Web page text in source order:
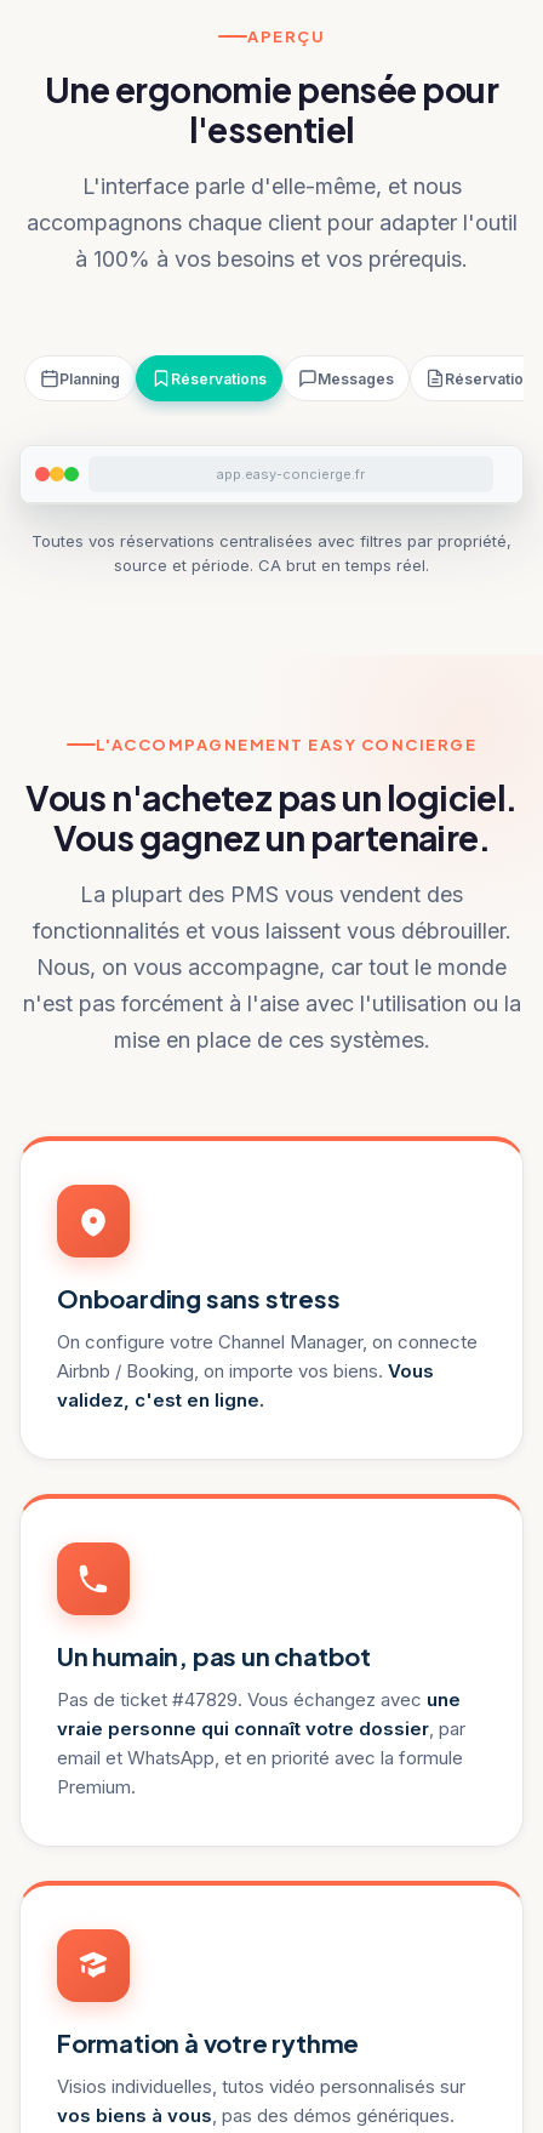
APERÇU
Une ergonomie pensée pour
l'essentiel
L'interface parle d'elle-même, et nous
accompagnons chaque client pour adapter l'outil
à 100% à vos besoins et vos prérequis.
Planning Réservations Messages Réservation
app.easy-concierge.fr
Toutes vos réservations centralisées avec filtres par propriété,
source et période. CA brut en temps réel.
L'ACCOMPAGNEMENT EASY CONCIERGE
Vous n'achetez pas un logiciel.
Vous gagnez un partenaire.
La plupart des PMS vous vendent des
fonctionnalités et vous laissent vous débrouiller.
Nous, on vous accompagne, car tout le monde
n'est pas forcément à l'aise avec l'utilisation ou la
mise en place de ces systèmes.
Onboarding sans stress
On configure votre Channel Manager, on connecte
Airbnb / Booking, on importe vos biens. Vous
validez, c'est en ligne.
Un humain, pas un chatbot
Pas de ticket #47829. Vous échangez avec une
vraie personne qui connaît votre dossier, par
email et WhatsApp, et en priorité avec la formule
Premium.
Formation à votre rythme
Visios individuelles, tutos vidéo personnalisés sur
vos biens à vous, pas des démos génériques.